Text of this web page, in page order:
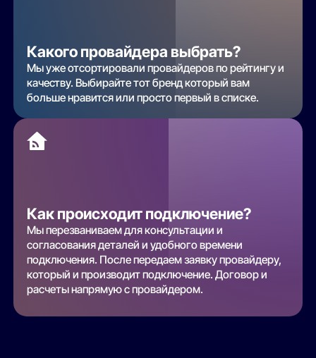
Какого провайдера выбрать?
Мы уже отсортировали провайдеров по рейтингу и
качеству. Выбирайте тот бренд который вам
больше нравится или просто первый в списке.
Как происходит подключение?
Мы перезваниваем для консультации и
согласования деталей и удобного времени
подключения. После передаем заявку провайдеру,
который и производит подключение. Договор и
расчеты напрямую с провайдером.